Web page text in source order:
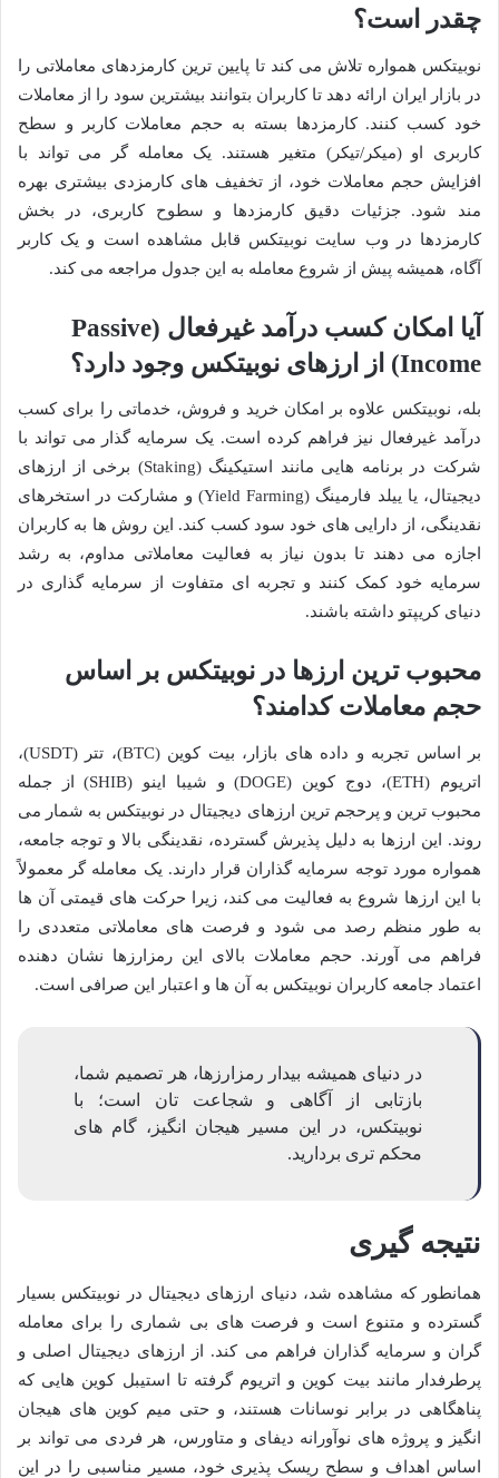
چقدر است؟
نوبیتکس همواره تلاش می کند تا پایین ترین کارمزدهای معاملاتی را
در بازار ایران ارائه دهد تا کاربران بتوانند بیشترین سود را از معاملات
خود کسب کنند. کارمزدها بسته به حجم معاملات کاربر و سطح
کاربری او (میکر/تیکر) متغیر هستند. یک معامله گر می تواند با
افزایش حجم معاملات خود، از تخفیف های کارمزدی بیشتری بهره
مند شود. جزئیات دقیق کارمزدها و سطوح کاربری، در بخش
کارمزدها در وب سایت نوبیتکس قابل مشاهده است و یک کاربر
آگاه، همیشه پیش از شروع معامله به این جدول مراجعه می کند.
آیا امکان کسب درآمد غیرفعال (Passive
Income) از ارزهای نوبیتکس وجود دارد؟
بله، نوبیتکس علاوه بر امکان خرید و فروش، خدماتی را برای کسب
درآمد غیرفعال نیز فراهم کرده است. یک سرمایه گذار می تواند با
شرکت در برنامه هایی مانند استیکینگ (Staking) برخی از ارزهای
دیجیتال، یا ییلد فارمینگ (Yield Farming) و مشارکت در استخرهای
نقدینگی، از دارایی های خود سود کسب کند. این روش ها به کاربران
اجازه می دهند تا بدون نیاز به فعالیت معاملاتی مداوم، به رشد
سرمایه خود کمک کنند و تجربه ای متفاوت از سرمایه گذاری در
دنیای کریپتو داشته باشند.
محبوب ترین ارزها در نوبیتکس بر اساس
حجم معاملات کدامند؟
بر اساس تجربه و داده های بازار، بیت کوین (BTC)، تتر (USDT)،
اتریوم (ETH)، دوج کوین (DOGE) و شیبا اینو (SHIB) از جمله
محبوب ترین و پرحجم ترین ارزهای دیجیتال در نوبیتکس به شمار می
روند. این ارزها به دلیل پذیرش گسترده، نقدینگی بالا و توجه جامعه،
همواره مورد توجه سرمایه گذاران قرار دارند. یک معامله گر معمولاً
با این ارزها شروع به فعالیت می کند، زیرا حرکت های قیمتی آن ها
به طور منظم رصد می شود و فرصت های معاملاتی متعددی را
فراهم می آورند. حجم معاملات بالای این رمزارزها نشان دهنده
اعتماد جامعه کاربران نوبیتکس به آن ها و اعتبار این صرافی است.
در دنیای همیشه بیدار رمزارزها، هر تصمیم شما،
بازتابی از آگاهی و شجاعت تان است؛ با
نوبیتکس، در این مسیر هیجان انگیز، گام های
محکم تری بردارید.
نتیجه گیری
همانطور که مشاهده شد، دنیای ارزهای دیجیتال در نوبیتکس بسیار
گسترده و متنوع است و فرصت های بی شماری را برای معامله
گران و سرمایه گذاران فراهم می کند. از ارزهای دیجیتال اصلی و
پرطرفدار مانند بیت کوین و اتریوم گرفته تا استیبل کوین هایی که
پناهگاهی در برابر نوسانات هستند، و حتی میم کوین های هیجان
انگیز و پروژه های نوآورانه دیفای و متاورس، هر فردی می تواند بر
اساس اهداف و سطح ریسک پذیری خود، مسیر مناسبی را در این